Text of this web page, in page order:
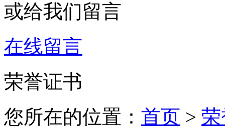
或给我们留言
在线留言
荣誉证书
您所在的位置： 首页 >